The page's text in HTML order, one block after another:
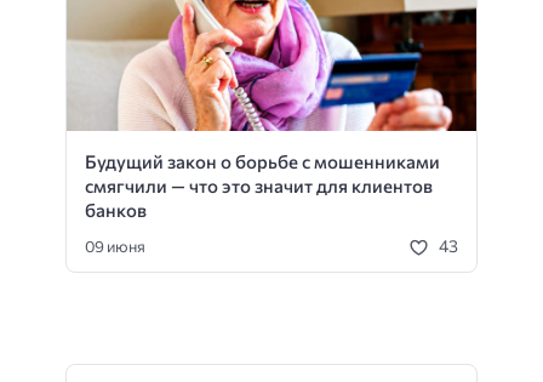
Будущий закон о борьбе с мошенниками
смягчили — что это значит для клиентов
банков
09 июня 43